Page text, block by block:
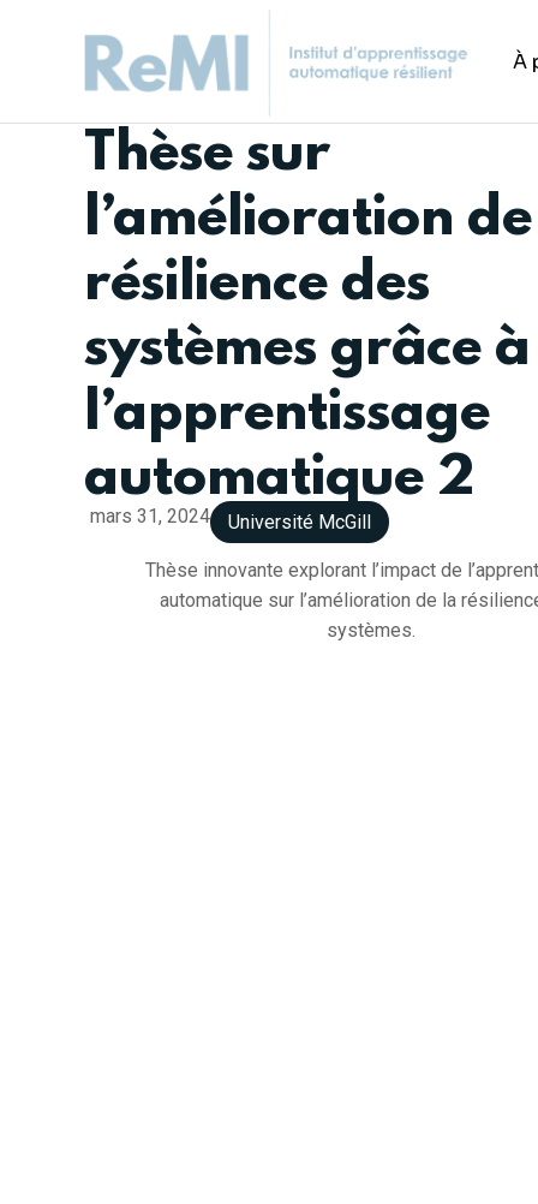
À
Thèse sur
l’amélioration
résilience des
systèmes grâce à
l’apprentissage
automatique 2
mars 31, 2024 Université McGill
Thèse innovante explorant l’impact de
automatique sur l’amélioration de la
systèmes.